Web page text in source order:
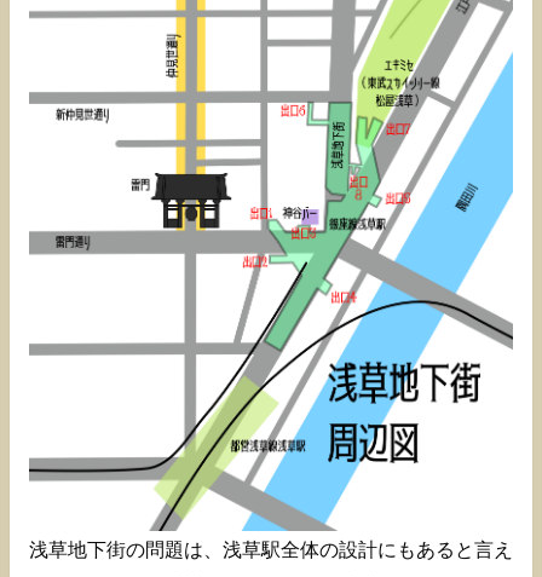
浅草地下街の問題は、浅草駅全体の設計にもあると言え